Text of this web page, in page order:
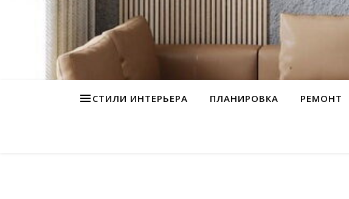
СТИЛИ ИНТЕРЬЕРА ПЛАНИРОВКА РЕМОНТ